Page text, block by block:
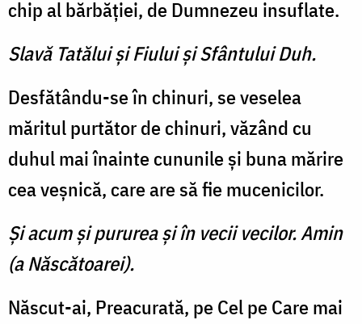
chip al bărbăţiei, de Dumnezeu insuflate.
Slavă Tatălui şi Fiului şi Sfântului Duh.
Desfătându-se în chinuri, se veselea
măritul purtător de chinuri, văzând cu
duhul mai înainte cununile şi buna mărire
cea veşnică, care are să fie mucenicilor.
Şi acum şi pururea şi în vecii vecilor. Amin
(a Născătoarei).
Născut-ai, Preacurată, pe Cel pe Care mai